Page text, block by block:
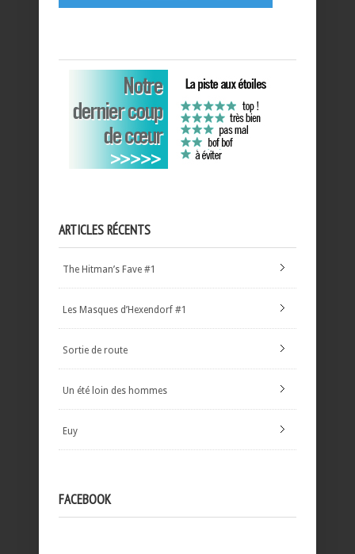
ARTICLES RÉCENTS
The Hitman’s Fave #1
Les Masques d’Hexendorf #1
Sortie de route
Un été loin des hommes
Euy
FACEBOOK